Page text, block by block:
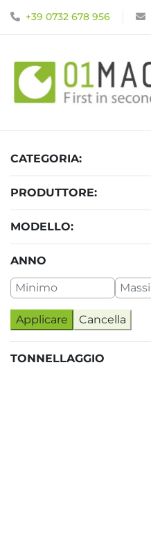
+39 0732 678 956
CATEGORIA:
PRODUTTORE:
MODELLO:
ANNO
Applicare Cancella
TONNELLAGGIO